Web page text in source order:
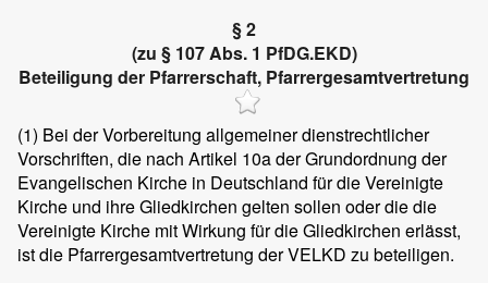
§ 2
(zu § 107 Abs. 1 PfDG.EKD)
Beteiligung der Pfarrerschaft, Pfarrergesamtvertretung
(1) Bei der Vorbereitung allgemeiner dienstrechtlicher
Vorschriften, die nach Artikel 10a der Grundordnung der
Evangelischen Kirche in Deutschland für die Vereinigte
Kirche und ihre Gliedkirchen gelten sollen oder die die
Vereinigte Kirche mit Wirkung für die Gliedkirchen erlässt,
ist die Pfarrergesamtvertretung der VELKD zu beteiligen.